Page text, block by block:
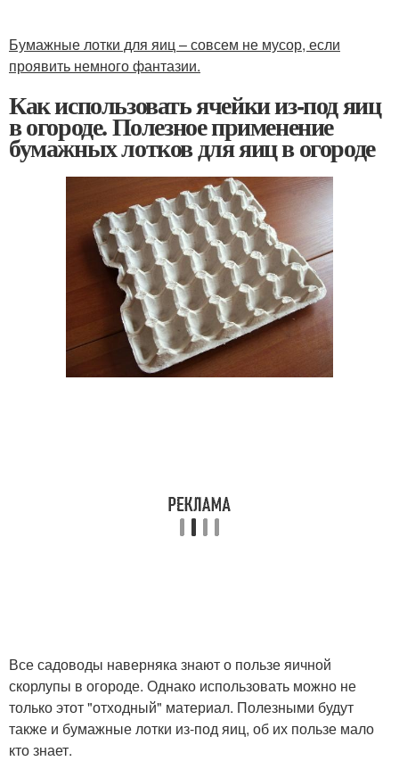
Бумажные лотки для яиц – совсем не мусор, если
проявить немного фантазии.
Как использовать ячейки из-под яиц
в огороде. Полезное применение
бумажных лотков для яиц в огороде
Все садоводы наверняка знают о пользе яичной
скорлупы в огороде. Однако использовать можно не
только этот "отходный" материал. Полезными будут
также и бумажные лотки из-под яиц, об их пользе мало
кто знает.